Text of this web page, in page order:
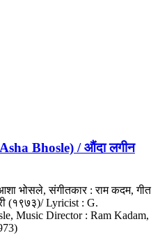
Bhosle) / औंदा लगीन
भोसले, संगीतकार : राम कदम, गीत
(१९७३)/ Lyricist : G.
Music Director : Ram Kadam,